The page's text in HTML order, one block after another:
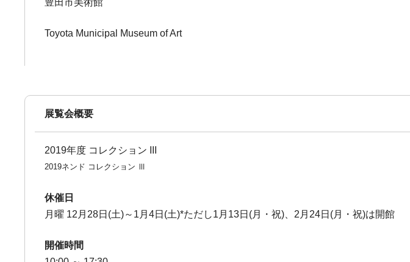
豊田市美術館
Toyota Municipal Museum of Art
展覧会概要
2019年度 コレクション III
2019ネンド コレクション Ⅲ
休催日
月曜 12月28日(土)～1月4日(土)*ただし1月13日(月・祝)、2月24日(月・祝)は開館
開催時間